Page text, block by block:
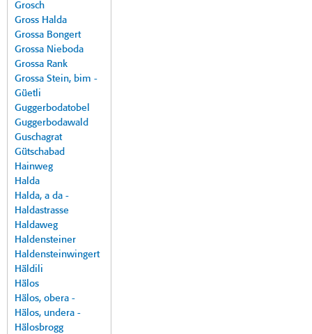
Grosch
Gross Halda
Grossa Bongert
Grossa Nieboda
Grossa Rank
Grossa Stein, bim -
Güetli
Guggerbodatobel
Guggerbodawald
Guschagrat
Gütschabad
Hainweg
Halda
Halda, a da -
Haldastrasse
Haldaweg
Haldensteiner
Haldensteinwingert
Häldili
Hälos
Hälos, obera -
Hälos, undera -
Hälosbrogg